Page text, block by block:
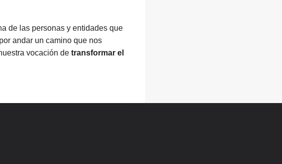
de las personas y entidades que
andar un camino que nos
vocación de transformar el